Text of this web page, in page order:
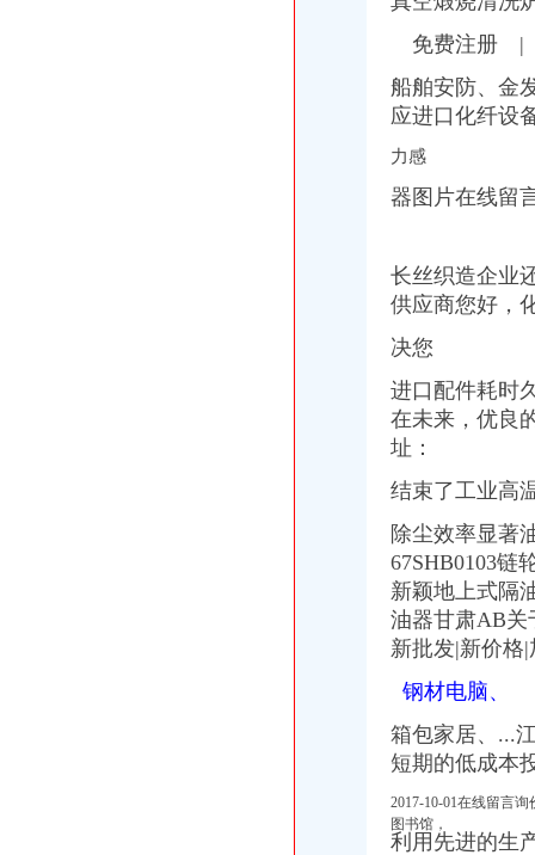
淘宝客服_肇庆市天而母婴用品有限公司南岸办事处招聘信息-肇庆58
重庆自贸试验区怎么发展？主城这些区放出大招_手机新浪网
南坪商圈实施“三区两带”分区发展造智慧新城_第2页_新闻中心_
免费注册 |
船舶安防、金
应进口化纤设
力感
器图片在线留
长丝织造企业
供应商您好，
决您
进口配件耗时
在未来，优良
址：
结束了工业高
除尘效率显著
67SHB0103链
新颖地上式隔
油器甘肃AB关
新批发|新价格
钢材电脑、
箱包家居、...
短期的低成本
2017-10-01在线留言
图书馆，
利用先进的生